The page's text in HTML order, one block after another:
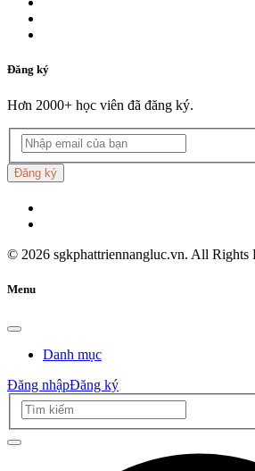
Đăng ký
Hơn 2000+ học viên đã đăng ký.
Đăng ký
© 2026 sgkphattriennangluc.vn. All Rights
Menu
Danh mục
Đăng nhậpĐăng ký